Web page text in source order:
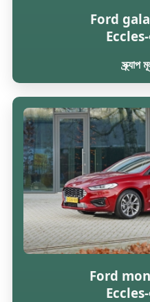
Ford
Eccles-এ
Ford
Eccles-এ